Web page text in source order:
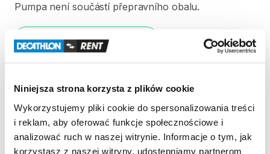
Niniejsza strona korzysta z plików cookie
Wykorzystujemy pliki cookie do spersonalizowania treści
i reklam, aby oferować funkcje społecznościowe i
analizować ruch w naszej witrynie. Informacje o tym, jak
korzystasz z naszej witryny, udostępniamy partnerom
Pumpa není součástí přepravního obalu.
Strona produktu w sklepie
REGULAMIN
Regulamin wypożyczalni